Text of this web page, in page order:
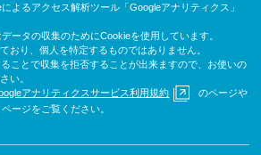
よるアクセス解析ツール「Googleアナリティクス」
ータの収集のためにCookieを使用しています。
おり、個人を特定するものではありません。
ことで収集を拒否することが出来ますので、お使いの
い。
アナリティクスサービス利用規約
のページや
ページをご覧ください。